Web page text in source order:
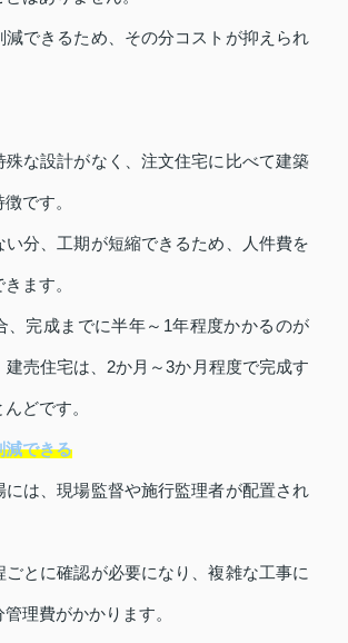
減できるため、その分コストが抑えられ
殊な設計がなく、注文住宅に比べて建築
です。
い分、工期が短縮できるため、人件費を
ます。
、完成までに半年～1年程度かかるのが
建売住宅は、2か月～3か月程度で完成す
どです。
減できる
には、現場監督や施行監理者が配置され
ごとに確認が必要になり、複雑な工事に
理費がかかります。